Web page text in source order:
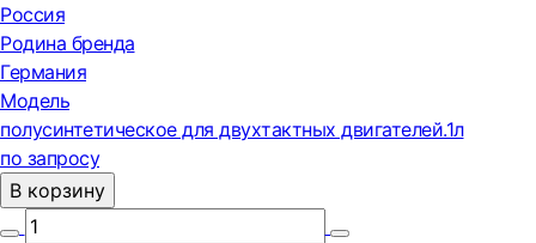
Россия
Родина бренда
Германия
Модель
полусинтетическое для двухтактных двигателей.1л
по запросу
В корзину